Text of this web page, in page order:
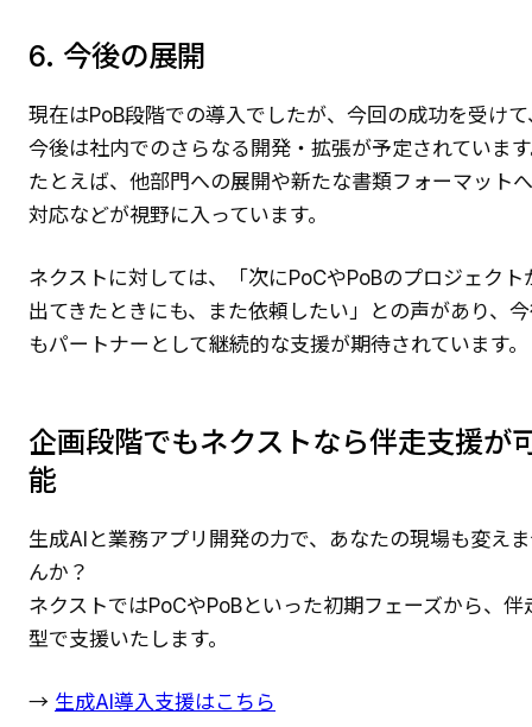
6. 今後の展開
現在はPoB段階での導入でしたが、今回の成功を受けて
今後は社内でのさらなる開発・拡張が予定されていま
たとえば、他部門への展開や新たな書類フォーマット
対応などが視野に入っています。
ネクストに対しては、「次にPoCやPoBのプロジェクト
出てきたときにも、また依頼したい」との声があり、
もパートナーとして継続的な支援が期待されています。
企画段階でもネクストなら伴走支援が
能
生成AIと業務アプリ開発の力で、あなたの現場も変え
んか？
ネクストではPoCやPoBといった初期フェーズから、伴
型で支援いたします。
→ 生成AI導入支援はこちら